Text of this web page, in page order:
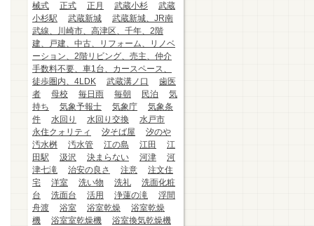
械式
正式 正月 武蔵小杉
武蔵
小杉駅
武蔵新城
武蔵新城、JR南
武線、川崎市、高津区、千年、2階
建、戸建、中古、リフォーム、リノベ
ーション、2階リビング、売主、仲介
手数料不要、車1台、カースペース、
徒歩圏内、4LDK
武蔵溝ノ口
歯医
者
母校 毎日雨 毎朝 民泊
気
持ち
気象予報士 気象庁
気象条
件
水回り 水回り交換
水戸市
永住クォリティ
汐そば屋
汐のや
汚水桝
汚水管 江の島 江田
江
田駅
汲沢 決まらない 河津
河
津七滝
治安の良さ 注意
注文住
宅
洋室 洗い物 洗礼
洗面化粧
台
洗面台 活用 浄蓮の滝
浮間
舟渡
浴室 浴室乾燥
浴室乾燥
機
浴室室乾燥機
浴室換気乾燥機